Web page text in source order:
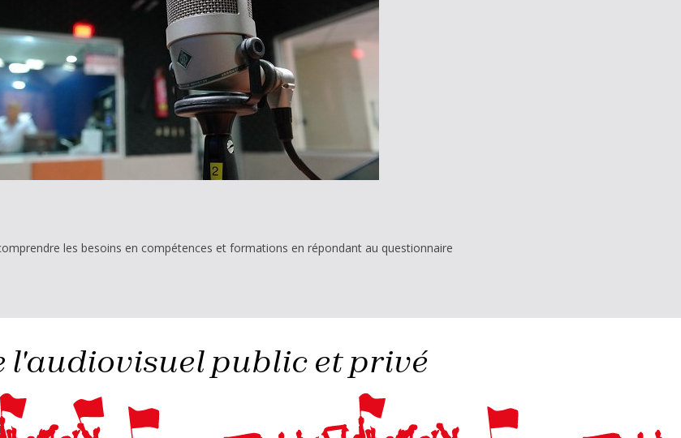
les besoins en compétences et formations en répondant au questionnaire
l'audiovisuel public et privé